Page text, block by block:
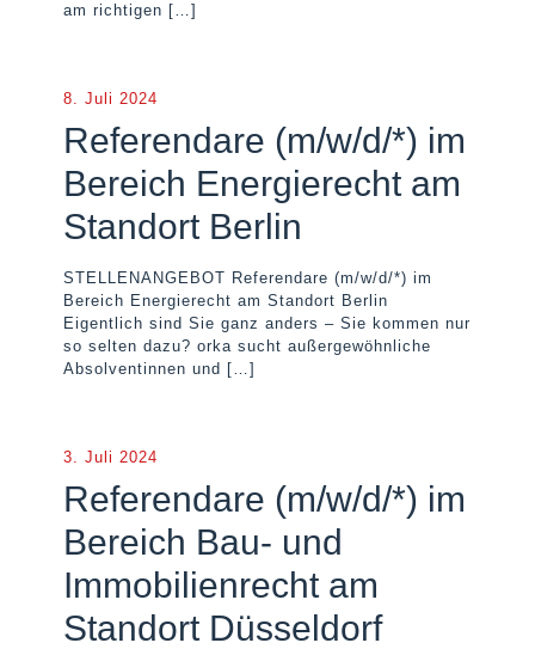
am richtigen […]
8. Juli 2024
Referendare (m/w/d/*) im
Bereich Energierecht am
Standort Berlin
STELLENANGEBOT Referendare (m/w/d/*) im
Bereich Energierecht am Standort Berlin
Eigentlich sind Sie ganz anders – Sie kommen nur
so selten dazu? orka sucht außergewöhnliche
Absolventinnen und […]
3. Juli 2024
Referendare (m/w/d/*) im
Bereich Bau- und
Immobilienrecht am
Standort Düsseldorf